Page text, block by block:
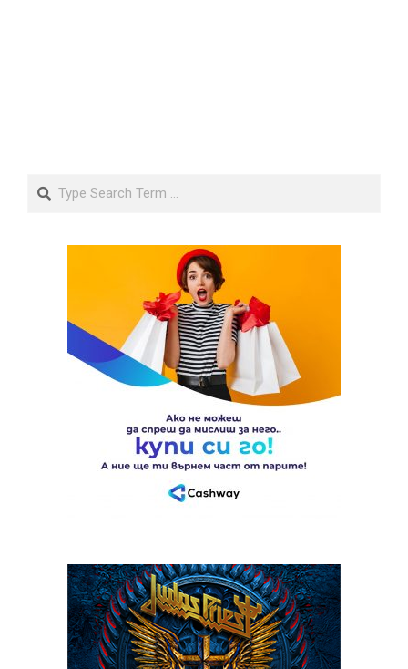
Search